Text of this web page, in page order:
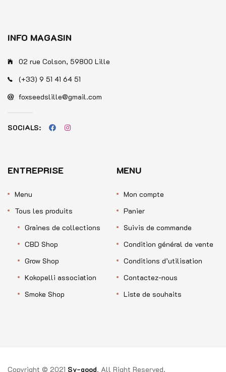
INFO MAGASIN
02 rue Colson, 59800 Lille
(+33) 9 51 41 64 51
foxseedslille@gmail.com
SOCIALS:
ENTREPRISE
Menu
Tous les produits
Graines de collections
CBD Shop
Grow Shop
Kokopelli association
Smoke Shop
MENU
Mon compte
Panier
Suivis de commande
Condition général de vente
Conditions d’utilisation
Contactez-nous
Liste de souhaits
Copyright © 2021 Sy-good. All Right Reserved.